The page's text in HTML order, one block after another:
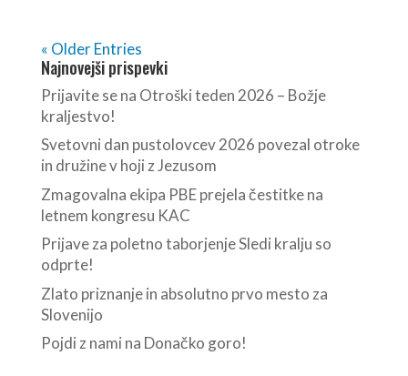
« Older Entries
Najnovejši prispevki
Prijavite se na Otroški teden 2026 – Božje
kraljestvo!
Svetovni dan pustolovcev 2026 povezal otroke
in družine v hoji z Jezusom
Zmagovalna ekipa PBE prejela čestitke na
letnem kongresu KAC
Prijave za poletno taborjenje Sledi kralju so
odprte!
Zlato priznanje in absolutno prvo mesto za
Slovenijo
Pojdi z nami na Donačko goro!